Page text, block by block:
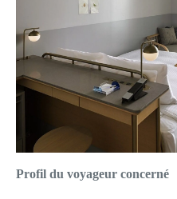
Profil du voyageur concerné